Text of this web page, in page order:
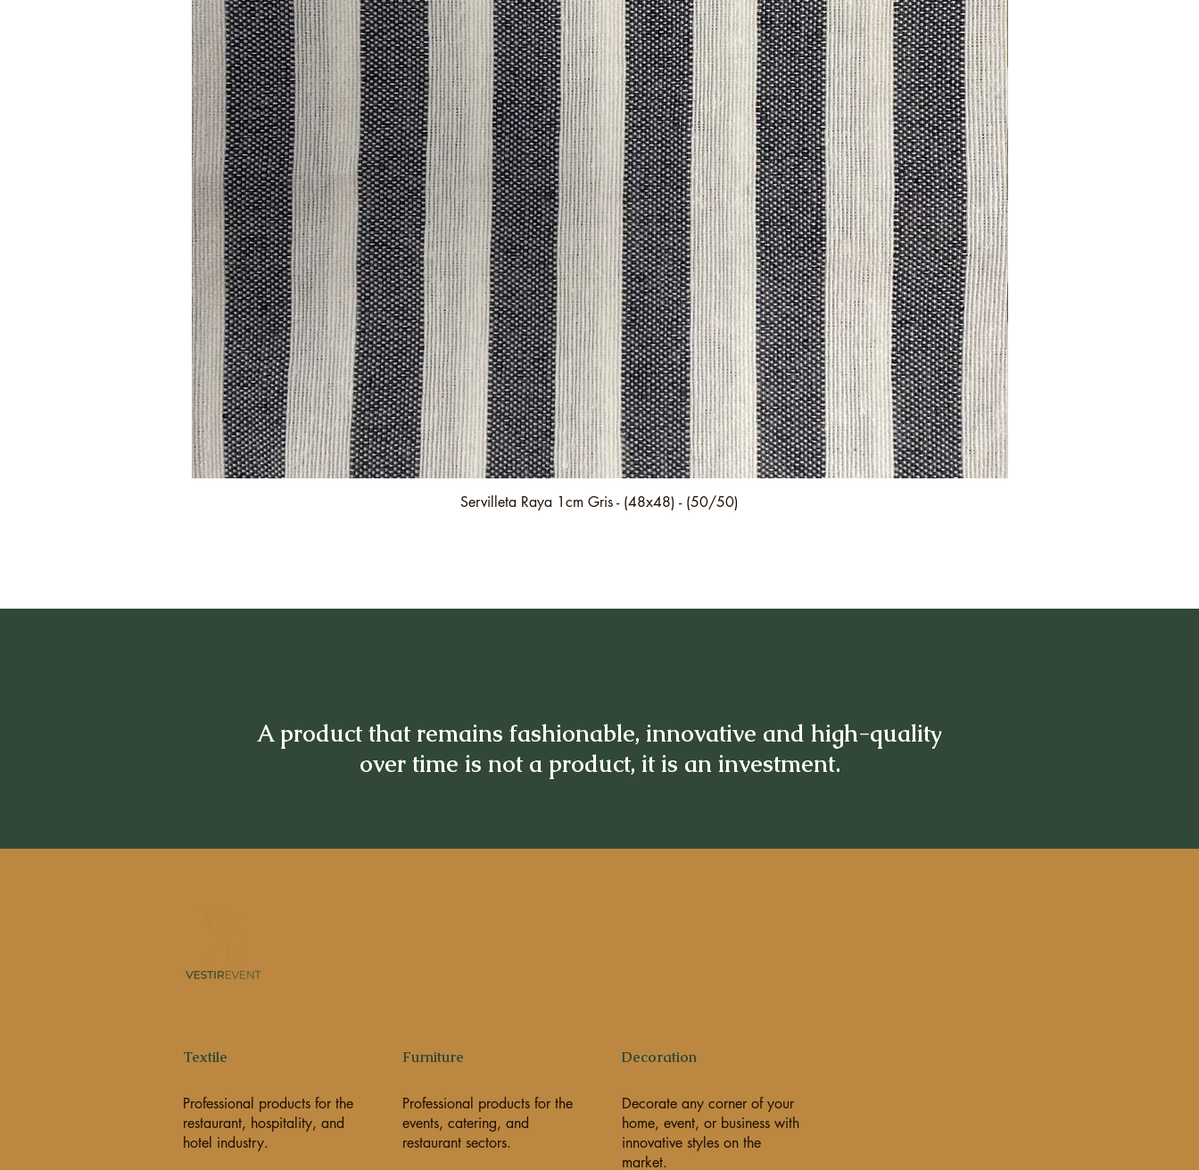
Quick View
Servilleta Raya 1cm Gris - (48x48) - (50/50)
A product that remains fashionable, innovative and high-quality
over time is not a product, it is an investment.
Textile
Professional products for the
restaurant, hospitality, and
hotel industry.
Furniture
Professional products for the
events, catering, and
restaurant sectors.
Decoration
Decorate any corner of your
home, event, or business with
innovative styles on the
market.